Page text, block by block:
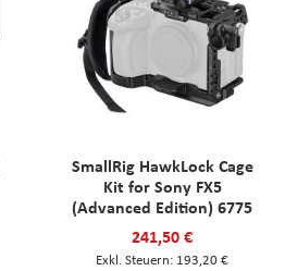
SmallRig HawkLock Cage
Kit for Sony FX5
(Advanced Edition) 6775
241,50 €
193,20 €